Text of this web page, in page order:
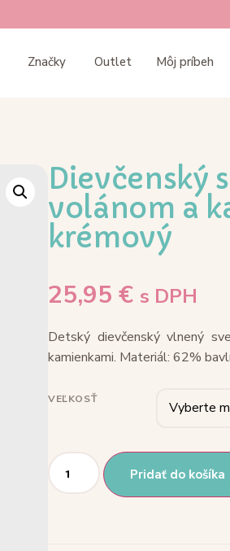
Značky Outlet Môj príbeh
Dievčenský
volánom a
krémový
25,95 € s DPH
Detský dievčenský vlnený
kamienkami. Materiál: 62%
VEĽKOSŤ
Pridať do košíka